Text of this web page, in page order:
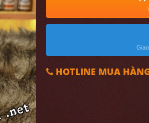
HOTLINE MUA